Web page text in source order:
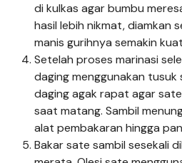
di kulkas agar bumbu
hasil lebih nikmat, diamkan
manis gurihnya semakin
Setelah proses marinasi
daging menggunakan tusuk
daging agak rapat agar
saat matang. Sambil
alat pembakaran hingga
Bakar sate sambil sesekali